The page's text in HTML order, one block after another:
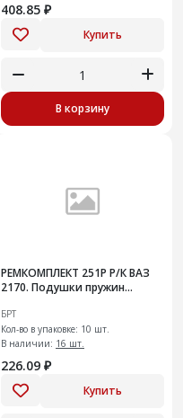
408.85 ₽
Купить
В корзину
РЕМКОМПЛЕКТ 251Р Р/К ВАЗ
2170. Подушки пружин
БРТ
Кол-во в упаковке: 10 шт.
В наличии: 16 шт.
226.09 ₽
Купить